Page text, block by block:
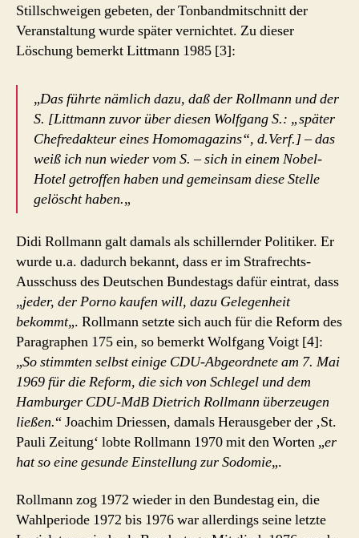
Stillschweigen gebeten, der Tonbandmitschnitt der
Veranstaltung wurde später vernichtet. Zu dieser
Löschung bemerkt Littmann 1985 [3]:
„Das führte nämlich dazu, daß der Rollmann und der
S. [Littmann zuvor über diesen Wolfgang S.: „später
Chefredakteur eines Homomagazins“, d.Verf.] – das
weiß ich nun wieder vom S. – sich in einem Nobel-
Hotel getroffen haben und gemeinsam diese Stelle
gelöscht haben.„
Didi Rollmann galt damals als schillernder Politiker. Er
wurde u.a. dadurch bekannt, dass er im Strafrechts-
Ausschuss des Deutschen Bundestags dafür eintrat, dass
„jeder, der Porno kaufen will, dazu Gelegenheit
bekommt„. Rollmann setzte sich auch für die Reform des
Paragraphen 175 ein, so bemerkt Wolfgang Voigt [4]:
„So stimmten selbst einige CDU-Abgeordnete am 7. Mai
1969 für die Reform, die sich von Schlegel und dem
Hamburger CDU-MdB Dietrich Rollmann überzeugen
ließen.“ Joachim Driessen, damals Herausgeber der ‚St.
Pauli Zeitung‘ lobte Rollmann 1970 mit den Worten „er
hat so eine gesunde Einstellung zur Sodomie„.
Rollmann zog 1972 wieder in den Bundestag ein, die
Wahlperiode 1972 bis 1976 war allerdings seine letzte